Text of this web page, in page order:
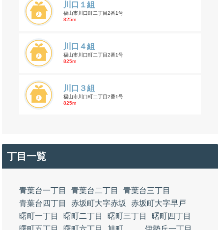
川口１組
福山市川口町二丁目2番1号
825m
川口４組
福山市川口町二丁目2番1号
825m
川口３組
福山市川口町二丁目2番1号
825m
丁目一覧
青葉台一丁目 青葉台二丁目
青葉台三丁目
青葉台四丁目
赤坂町大字赤坂
赤坂町大字早戸
曙町一丁目
曙町二丁目 曙町三丁目
曙町四丁目